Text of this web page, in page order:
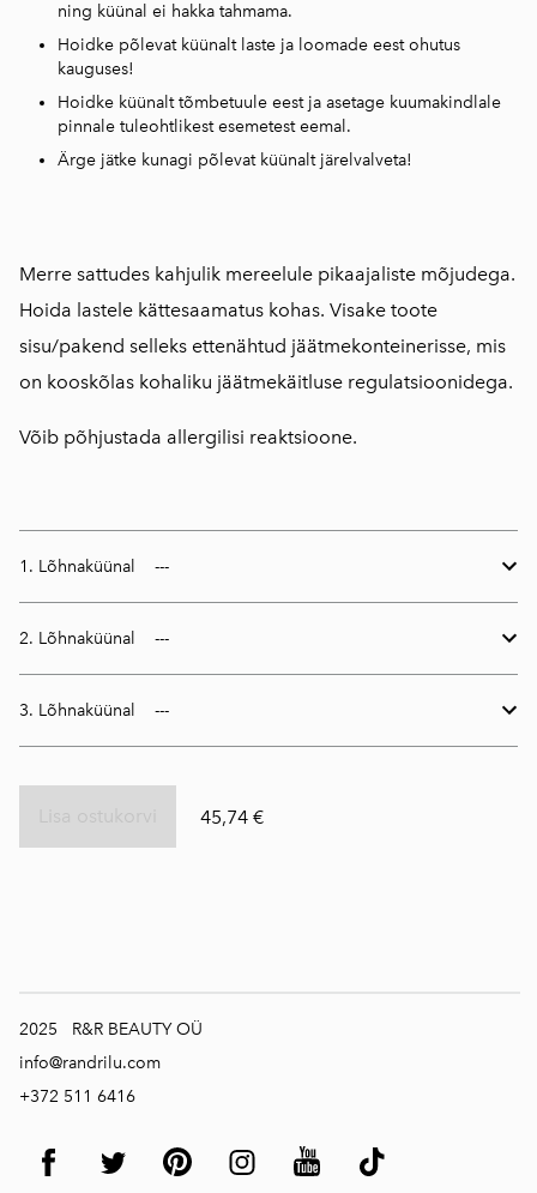
ning küünal ei hakka tahmama.
Hoidke põlevat küünalt laste ja loomade eest ohutus
kauguses!
Hoidke küünalt tõmbetuule eest ja asetage kuumakindlale
pinnale tuleohtlikest esemetest eemal.
Ärge jätke kunagi põlevat küünalt järelvalveta!
Merre sattudes kahjulik mereelule pikaajaliste mõjudega.
Hoida lastele kättesaamatus kohas. Visake toote
sisu/pakend selleks ettenähtud jäätmekonteinerisse, mis
on kooskõlas kohaliku jäätmekäitluse regulatsioonidega.
Võib põhjustada allergilisi reaktsioone.
1. Lõhnaküünal
2. Lõhnaküünal
3. Lõhnaküünal
45,74 €
2025 R&R BEAUTY OÜ
info@randrilu.com
+372 511 6416